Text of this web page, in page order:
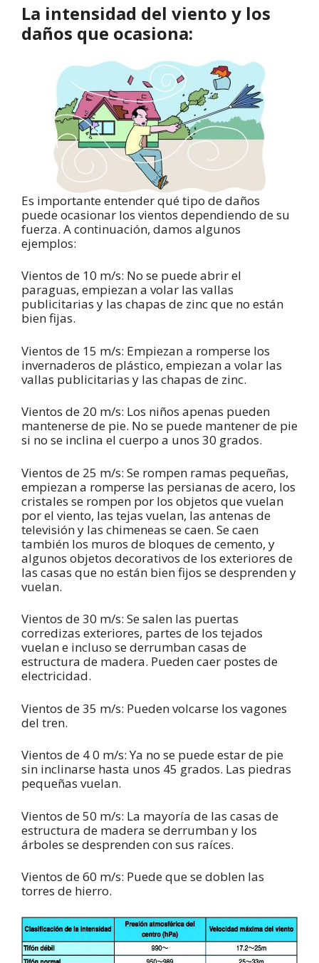
La intensidad del viento y los
daños que ocasiona:
Es importante entender qué tipo de daños
puede ocasionar los vientos dependiendo de su
fuerza. A continuación, damos algunos
ejemplos:
Vientos de 10 m/s: No se puede abrir el
paraguas, empiezan a volar las vallas
publicitarias y las chapas de zinc que no están
bien fijas.
Vientos de 15 m/s: Empiezan a romperse los
invernaderos de plástico, empiezan a volar las
vallas publicitarias y las chapas de zinc.
Vientos de 20 m/s: Los niños apenas pueden
mantenerse de pie. No se puede mantener de pie
si no se inclina el cuerpo a unos 30 grados.
Vientos de 25 m/s: Se rompen ramas pequeñas,
empiezan a romperse las persianas de acero, los
cristales se rompen por los objetos que vuelan
por el viento, las tejas vuelan, las antenas de
televisión y las chimeneas se caen. Se caen
también los muros de bloques de cemento, y
algunos objetos decorativos de los exteriores de
las casas que no están bien fijos se desprenden y
vuelan.
Vientos de 30 m/s: Se salen las puertas
corredizas exteriores, partes de los tejados
vuelan e incluso se derrumban casas de
estructura de madera. Pueden caer postes de
electricidad.
Vientos de 35 m/s: Pueden volcarse los vagones
del tren.
Vientos de 4 0 m/s: Ya no se puede estar de pie
sin inclinarse hasta unos 45 grados. Las piedras
pequeñas vuelan.
Vientos de 50 m/s: La mayoría de las casas de
estructura de madera se derrumban y los
árboles se desprenden con sus raíces.
Vientos de 60 m/s: Puede que se doblen las
torres de hierro.